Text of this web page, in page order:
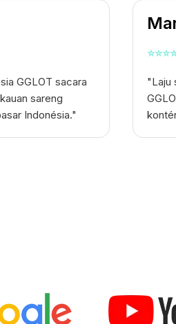
GGLOT sacara
sareng
Indonésia."
⭐⭐⭐
"Laju